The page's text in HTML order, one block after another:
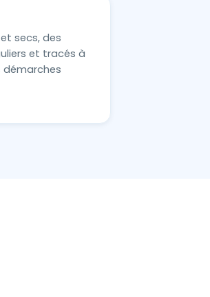
secs, des
et tracés à
démarches